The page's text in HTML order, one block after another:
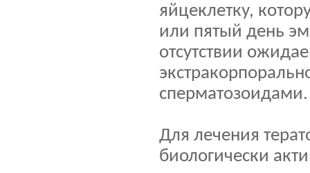
яйцеклетку,
или пятый день
отсутствии
сперматозоидами.
Для лечения
биологически